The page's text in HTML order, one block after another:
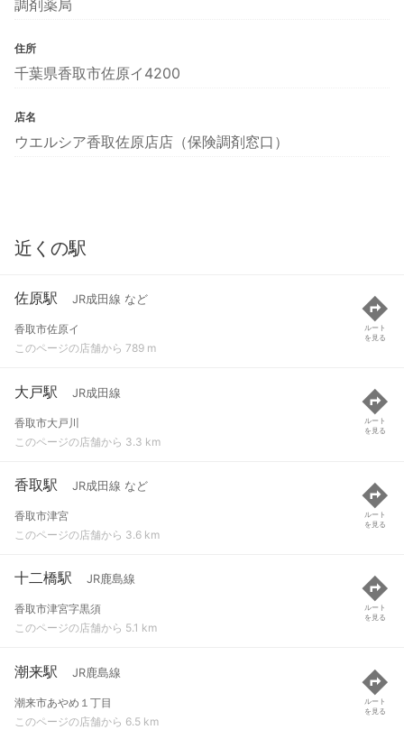
調剤薬局
住所
千葉県香取市佐原イ4200
店名
ウエルシア香取佐原店店（保険調剤窓口）
近くの駅
佐原駅 JR成田線 など
香取市佐原イ
このページの店舗から 789 m
ルート
を見る
大戸駅 JR成田線
香取市大戸川
このページの店舗から 3.3 km
ルート
を見る
香取駅 JR成田線 など
香取市津宮
このページの店舗から 3.6 km
ルート
を見る
十二橋駅 JR鹿島線
香取市津宮字黒須
このページの店舗から 5.1 km
ルート
を見る
潮来駅 JR鹿島線
潮来市あやめ１丁目
このページの店舗から 6.5 km
ルート
を見る